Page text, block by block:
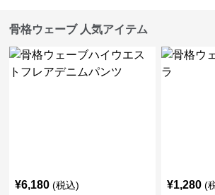
骨格ウェーブ 人気アイテム
¥6,180 (税込) ¥1,280 (